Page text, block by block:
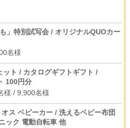
も」特別試写会 / オリジナルQUOカー
名様
ット / カタログギフトギフト /
100円分
様 / 9,900名様
ス ベビーカー / 洗えるベビー布団
ック 電動自転車 他